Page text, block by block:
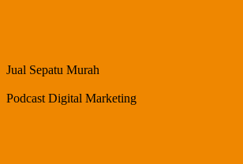
Jual Sepatu Murah
Podcast Digital Marketing